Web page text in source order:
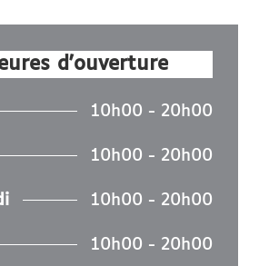
d'ouverture
10h00 - 20h00
10h00 - 20h00
10h00 - 20h00
10h00 - 20h00